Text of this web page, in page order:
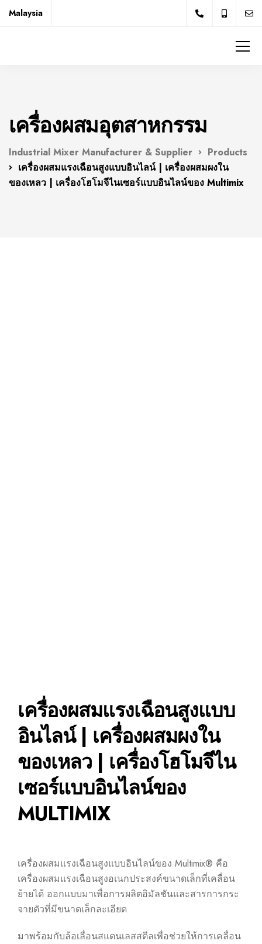
Malaysia
เครื่องผสมอุตสาหกรรม
Industrial Mixer Manufacturer & Supplier
Products
เครื่องผสมแรงเฉือนสูงแบบอินไลน์ | เครื่องผสมผงใน
ของเหลว | เครื่องโฮโมจีไนเซอร์แบบอินไลน์ของ Multimix
เครื่องผสมแรงเฉือนสูงแบบ
อินไลน์ | เครื่องผสมผงใน
ของเหลว | เครื่องโฮโมจีไน
เซอร์แบบอินไลน์ของ
MULTIMIX
เครื่องผสมแรงเฉือนสูงแบบอินไลน์ของ Multimix® คือ
เครื่องผสมแรงเฉือนสูงอเนกประสงค์ขนาดเล็กที่เคลื่อน
ย้ายได้ ออกแบบมาเพื่อการผลิตอิมัลชันและสารการกระ
จายตัวที่มีขนาดเล็กละเอียด
มาพร้อมกับล้อเลื่อนสแตนเลสสตีลเพื่อช่วยให้การเคลื่อน